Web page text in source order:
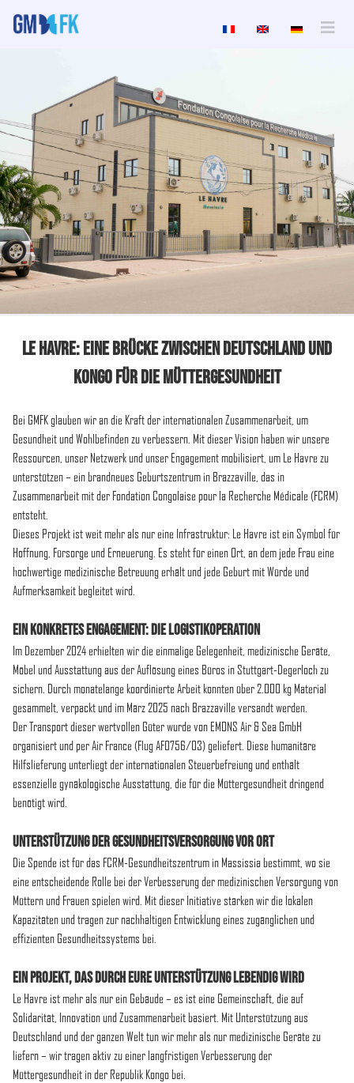
Le Havre: Eine Brücke Zwischen Deutschland Und
Kongo Für Die Müttergesundheit
Bei GMFK glauben wir an die Kraft der internationalen Zusammenarbeit, um
Gesundheit und Wohlbefinden zu verbessern. Mit dieser Vision haben wir unsere
Ressourcen, unser Netzwerk und unser Engagement mobilisiert, um Le Havre zu
unterstützen – ein brandneues Geburtszentrum in Brazzaville, das in
Zusammenarbeit mit der Fondation Congolaise pour la Recherche Médicale (FCRM)
entsteht.
Dieses Projekt ist weit mehr als nur eine Infrastruktur: Le Havre ist ein Symbol für
Hoffnung, Fürsorge und Erneuerung. Es steht für einen Ort, an dem jede Frau eine
hochwertige medizinische Betreuung erhält und jede Geburt mit Würde und
Aufmerksamkeit begleitet wird.
Ein Konkretes Engagement: Die Logistikoperation
Im Dezember 2024 erhielten wir die einmalige Gelegenheit, medizinische Geräte,
Möbel und Ausstattung aus der Auflösung eines Büros in Stuttgart-Degerloch zu
sichern. Durch monatelange koordinierte Arbeit konnten über 2.000 kg Material
gesammelt, verpackt und im März 2025 nach Brazzaville versandt werden.
Der Transport dieser wertvollen Güter wurde von EMONS Air & Sea GmbH
organisiert und per Air France (Flug AF0756/03) geliefert. Diese humanitäre
Hilfslieferung unterliegt der internationalen Steuerbefreiung und enthält
essenzielle gynäkologische Ausstattung, die für die Müttergesundheit dringend
benötigt wird.
Unterstützung Der Gesundheitsversorgung Vor Ort
Die Spende ist für das FCRM-Gesundheitszentrum in Massissia bestimmt, wo sie
eine entscheidende Rolle bei der Verbesserung der medizinischen Versorgung von
Müttern und Frauen spielen wird. Mit dieser Initiative stärken wir die lokalen
Kapazitäten und tragen zur nachhaltigen Entwicklung eines zugänglichen und
effizienten Gesundheitssystems bei.
Ein Projekt, Das Durch Eure Unterstützung Lebendig Wird
Le Havre ist mehr als nur ein Gebäude – es ist eine Gemeinschaft, die auf
Solidarität, Innovation und Zusammenarbeit basiert. Mit Unterstützung aus
Deutschland und der ganzen Welt tun wir mehr als nur medizinische Geräte zu
liefern – wir tragen aktiv zu einer langfristigen Verbesserung der
Müttergesundheit in der Republik Kongo bei.